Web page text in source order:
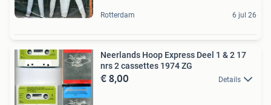
Rotterdam 6 jul 26
Neerlands Hoop Express Deel 1 & 2 17
nrs 2 cassettes 1974 ZG
€ 8,00 Details